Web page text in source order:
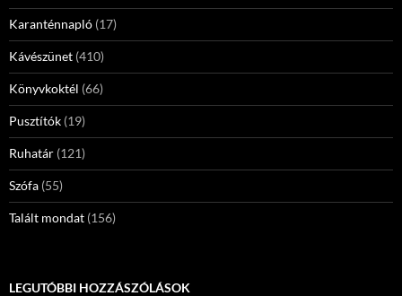
Karanténnapló (17)
Kávészünet (410)
Könyvkoktél (66)
Pusztítók (19)
Ruhatár (121)
Szófa (55)
Talált mondat (156)
LEGUTÓBBI HOZZÁSZÓLÁSOK